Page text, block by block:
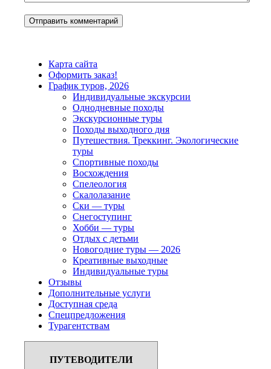
Карта сайта
Оформить заказ!
График туров, 2026
Индивидуальные экскурсии
Однодневные походы
Экскурсионные туры
Походы выходного дня
Путешествия. Треккинг. Экологические
туры
Спортивные походы
Восхождения
Спелеология
Скалолазание
Ски — туры
Снегоступинг
Хобби — туры
Отдых с детьми
Новогодние туры — 2026
Креативные выходные
Индивидуальные туры
Отзывы
Дополнительные услуги
Доступная среда
Спецпредложения
Турагентствам
ПУТЕВОДИТЕЛИ